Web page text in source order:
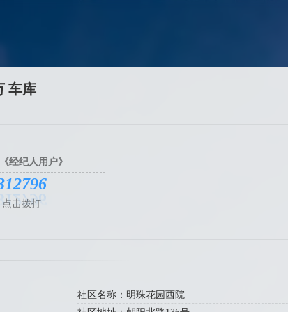
车库
《经纪人用户》
击拨打
社区名称：明珠花园西院